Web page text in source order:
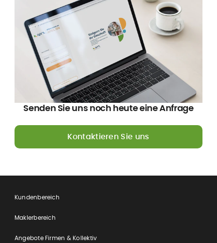
Senden Sie uns noch heute eine Anfrage
Kontaktieren Sie uns
Kundenbereich
Maklerbereich
Angebote Firmen & Kollektiv